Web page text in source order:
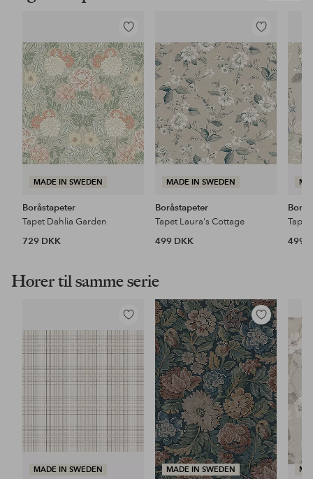
MADE IN SWEDEN
Tilføj
til
favoritter
Boråstapeter
Tapet Dahlia Garden
729 DKK
MADE IN SWEDEN
Tilføj
til
favoritter
Boråstapeter
Tapet Laura's Cottage
499 DKK
499
Hører til samme serie
MADE IN SWEDEN
Tilføj
til
favoritter
MADE IN SWEDEN
Tilføj
til
favoritter